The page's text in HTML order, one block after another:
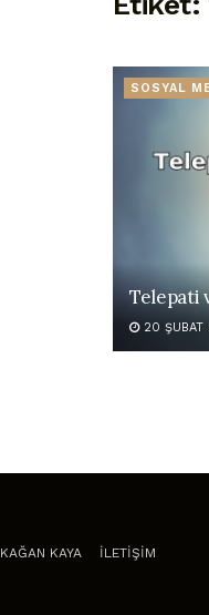
SOSYAL
Telepati
20 ŞUBAT
KAĞAN KAYA İLETİŞİM